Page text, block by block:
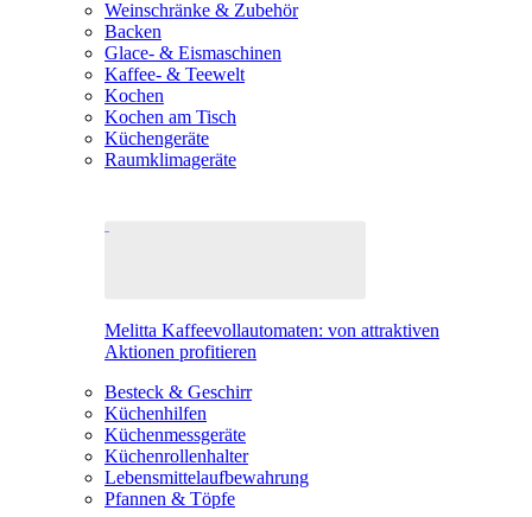
Weinschränke & Zubehör
Backen
Glace- & Eismaschinen
Kaffee- & Teewelt
Kochen
Kochen am Tisch
Küchengeräte
Raumklimageräte
Melitta Kaffeevollautomaten: von attraktiven
Aktionen profitieren
Besteck & Geschirr
Küchenhilfen
Küchenmessgeräte
Küchenrollenhalter
Lebensmittelaufbewahrung
Pfannen & Töpfe